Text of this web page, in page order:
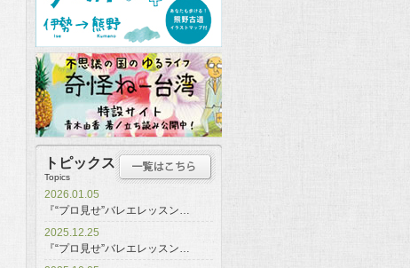
トピックス
Topics
2026.01.05
『“プロ見せ”バレエレッスン…
2025.12.25
『“プロ見せ”バレエレッスン…